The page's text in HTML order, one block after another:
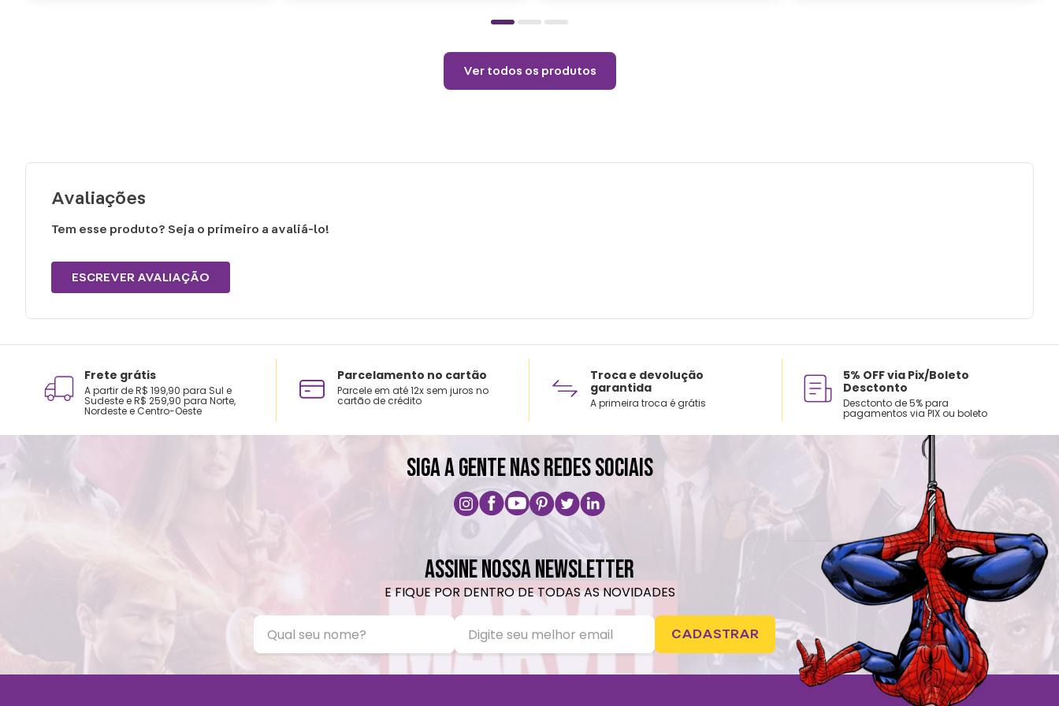
Ver todos os produtos
Avaliações
Tem esse produto? Seja o primeiro a avaliá-lo!
ESCREVER AVALIAÇÃO
Frete grátis
A partir de R$ 199,90 para Sul e
Sudeste e R$ 259,90 para Norte,
Nordeste e Centro-Oeste
Parcelamento no cartão
Parcele em até 12x sem juros no
cartão de crédito
Troca e devolução
garantida
A primeira troca é grátis
5% OFF via Pix/Boleto
Desctonto
Desctonto de 5% para
pagamentos via PIX ou boleto
SIGA A GENTE NAS REDES SOCIAIS
ASSINE NOSSA NEWSLETTER
E FIQUE POR DENTRO DE TODAS AS NOVIDADES
CADASTRAR